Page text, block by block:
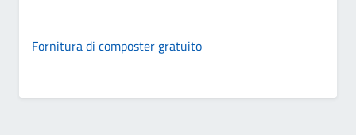
Fornitura di composter gratuito